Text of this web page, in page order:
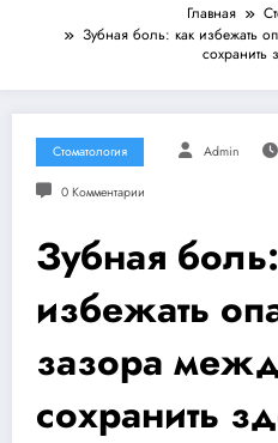
Главная
Зубная боль: как избежать
сохранить
Стоматология Admin
0 Комментарии
Зубная
избежать
зазора
сохранить